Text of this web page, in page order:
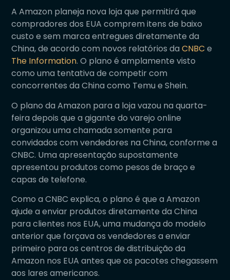
A Amazon planeja nova loja que permitirá que
compradores dos EUA comprem itens de baixo
custo e sem marca entregues diretamente da
China, de acordo com novos relatórios daCNBC e
The Information. O plano é amplamente visto
como uma tentativa de competir com
concorrentes da China como Temu e Shein.
O plano da Amazon para a loja vazou na quarta-
feira depois que a gigante do varejo online
organizou uma chamada somente para
convidados com vendedores na China, conforme a
CNBC. Uma apresentação supostamente
apresentou produtos como pesos de braço e
capas de telefone.
Como a CNBC explica, o plano é que a Amazon
ajude a enviar produtos diretamente da China
para clientes nos EUA, uma mudança do modelo
anterior que forçava os vendedores a enviar
primeiro para os centros de distribuição da
Amazon nos EUA antes que os pacotes chegassem
aos lares americanos.